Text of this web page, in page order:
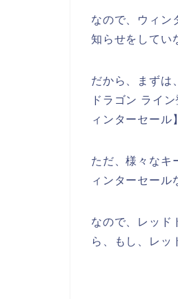
なので、ウィン
知らせをしてい
だから、まずは
ドラゴン ライ
ィンターセール
ただ、様々なキ
ィンターセール
なので、レッド
ら、もし、レッ